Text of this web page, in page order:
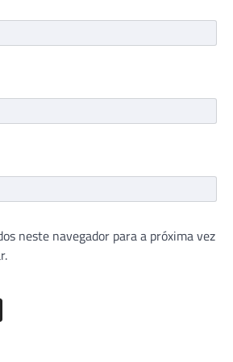
neste navegador para a próxima vez